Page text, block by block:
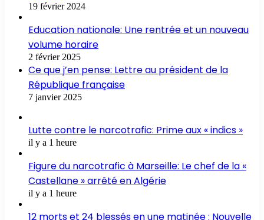
19 février 2024
Education nationale: Une rentrée et un nouveau
volume horaire
2 février 2025
Ce que j’en pense: Lettre au président de la
République française
7 janvier 2025
Lutte contre le narcotrafic: Prime aux « indics »
il y a 1 heure
Figure du narcotrafic à Marseille: Le chef de la «
Castellane » arrêté en Algérie
il y a 1 heure
12 morts et 24 blessés en une matinée : Nouvelle